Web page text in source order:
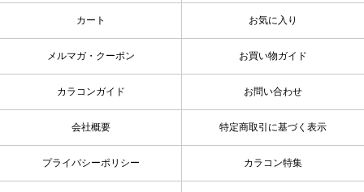
カート お気に入り
メルマガ・クーポン お買い物ガイド
カラコンガイド お問い合わせ
会社概要 特定商取引に基づく表示
プライバシーポリシー カラコン特集